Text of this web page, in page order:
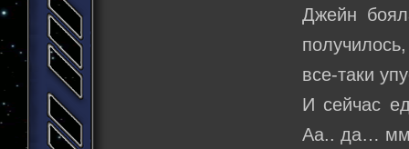
Джейн
все-таки
И сейчас
Аа.. да…